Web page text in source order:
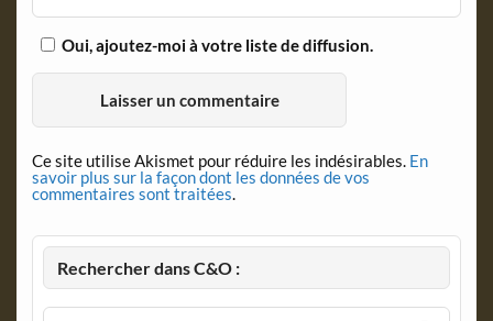
Oui, ajoutez-moi à votre liste de diffusion.
Ce site utilise Akismet pour réduire les indésirables. En
savoir plus sur la façon dont les données de vos
commentaires sont traitées.
Rechercher dans C&O :